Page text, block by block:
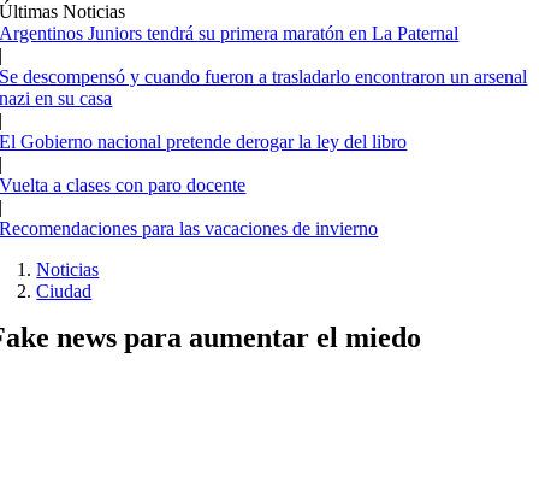
Últimas Noticias
Argentinos Juniors tendrá su primera maratón en La Paternal
|
Se descompensó y cuando fueron a trasladarlo encontraron un arsenal
nazi en su casa
|
El Gobierno nacional pretende derogar la ley del libro
|
Vuelta a clases con paro docente
|
Recomendaciones para las vacaciones de invierno
Noticias
Ciudad
news para aumentar el miedo